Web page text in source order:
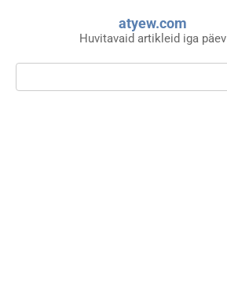
atyew.com
Huvitavaid artikleid iga päev
Search: